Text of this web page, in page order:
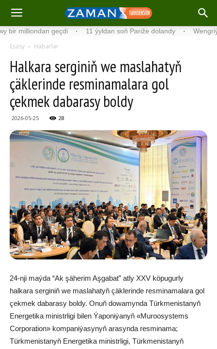
geçdi · 11 ýyldan soň Pariže dolandy · Wengriýada
Esasy Habarlar
Halkara serginiň we maslahatyň
çäklerinde resminamalara gol
çekmek dabarasy boldy
2026-05-25 28
24-nji maýda “Ak şäherim Aşgabat” atly XXV köpugurly
halkara serginiň we maslahatyň çäklerinde resminamalara gol
çekmek dabarasy boldy. Onuň dowamynda Türkmenistanyň
Energetika ministrligi bilen Ýaponiýanyň «Muroosystems
Corporation» kompaniýasynyň arasynda resminama;
Türkmenistanyň Energetika ministrligi, Türkmenistanyň